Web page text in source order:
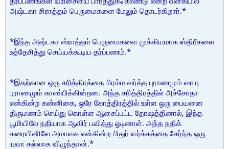
அஷ்டகா சிராத்தம் பெருமைகளை மேலும் தொடர்கிறார்.*
*இந்த அஷ்டகா ஸ்ராத்தம் பெருமைகளை முக்கியமாக ஸ்திரீகளை
உத்தேசித்து செய்யக்கூடிய தர்ப்பணம்.*
*இதற்கான ஒரு சரித்திரத்தை பிரம்ம வர்த்த புராணமும் வாயு
புராணமும் காண்பிக்கின்றன. அந்த சரித்திரத்தில் அச்சோதா
என்கின்ற கன்னிகை, ஒரே கோத்திரத்தில் உள்ள ஒரு பையனை
திருமணம் செய்து கொள்ள ஆசைப்பட்ட தோஷத்தினால், இந்த
பூமியிலே நதியாக ஆவிர் பவித்து ஓடினாள். அந்த நதிக்
கரையினிலே அமாவசு என்கின்ற பிதுர் வர்க்கத்தை சேர்ந்த ஒரு
யுவா கல்லாக விழுந்தான்.*